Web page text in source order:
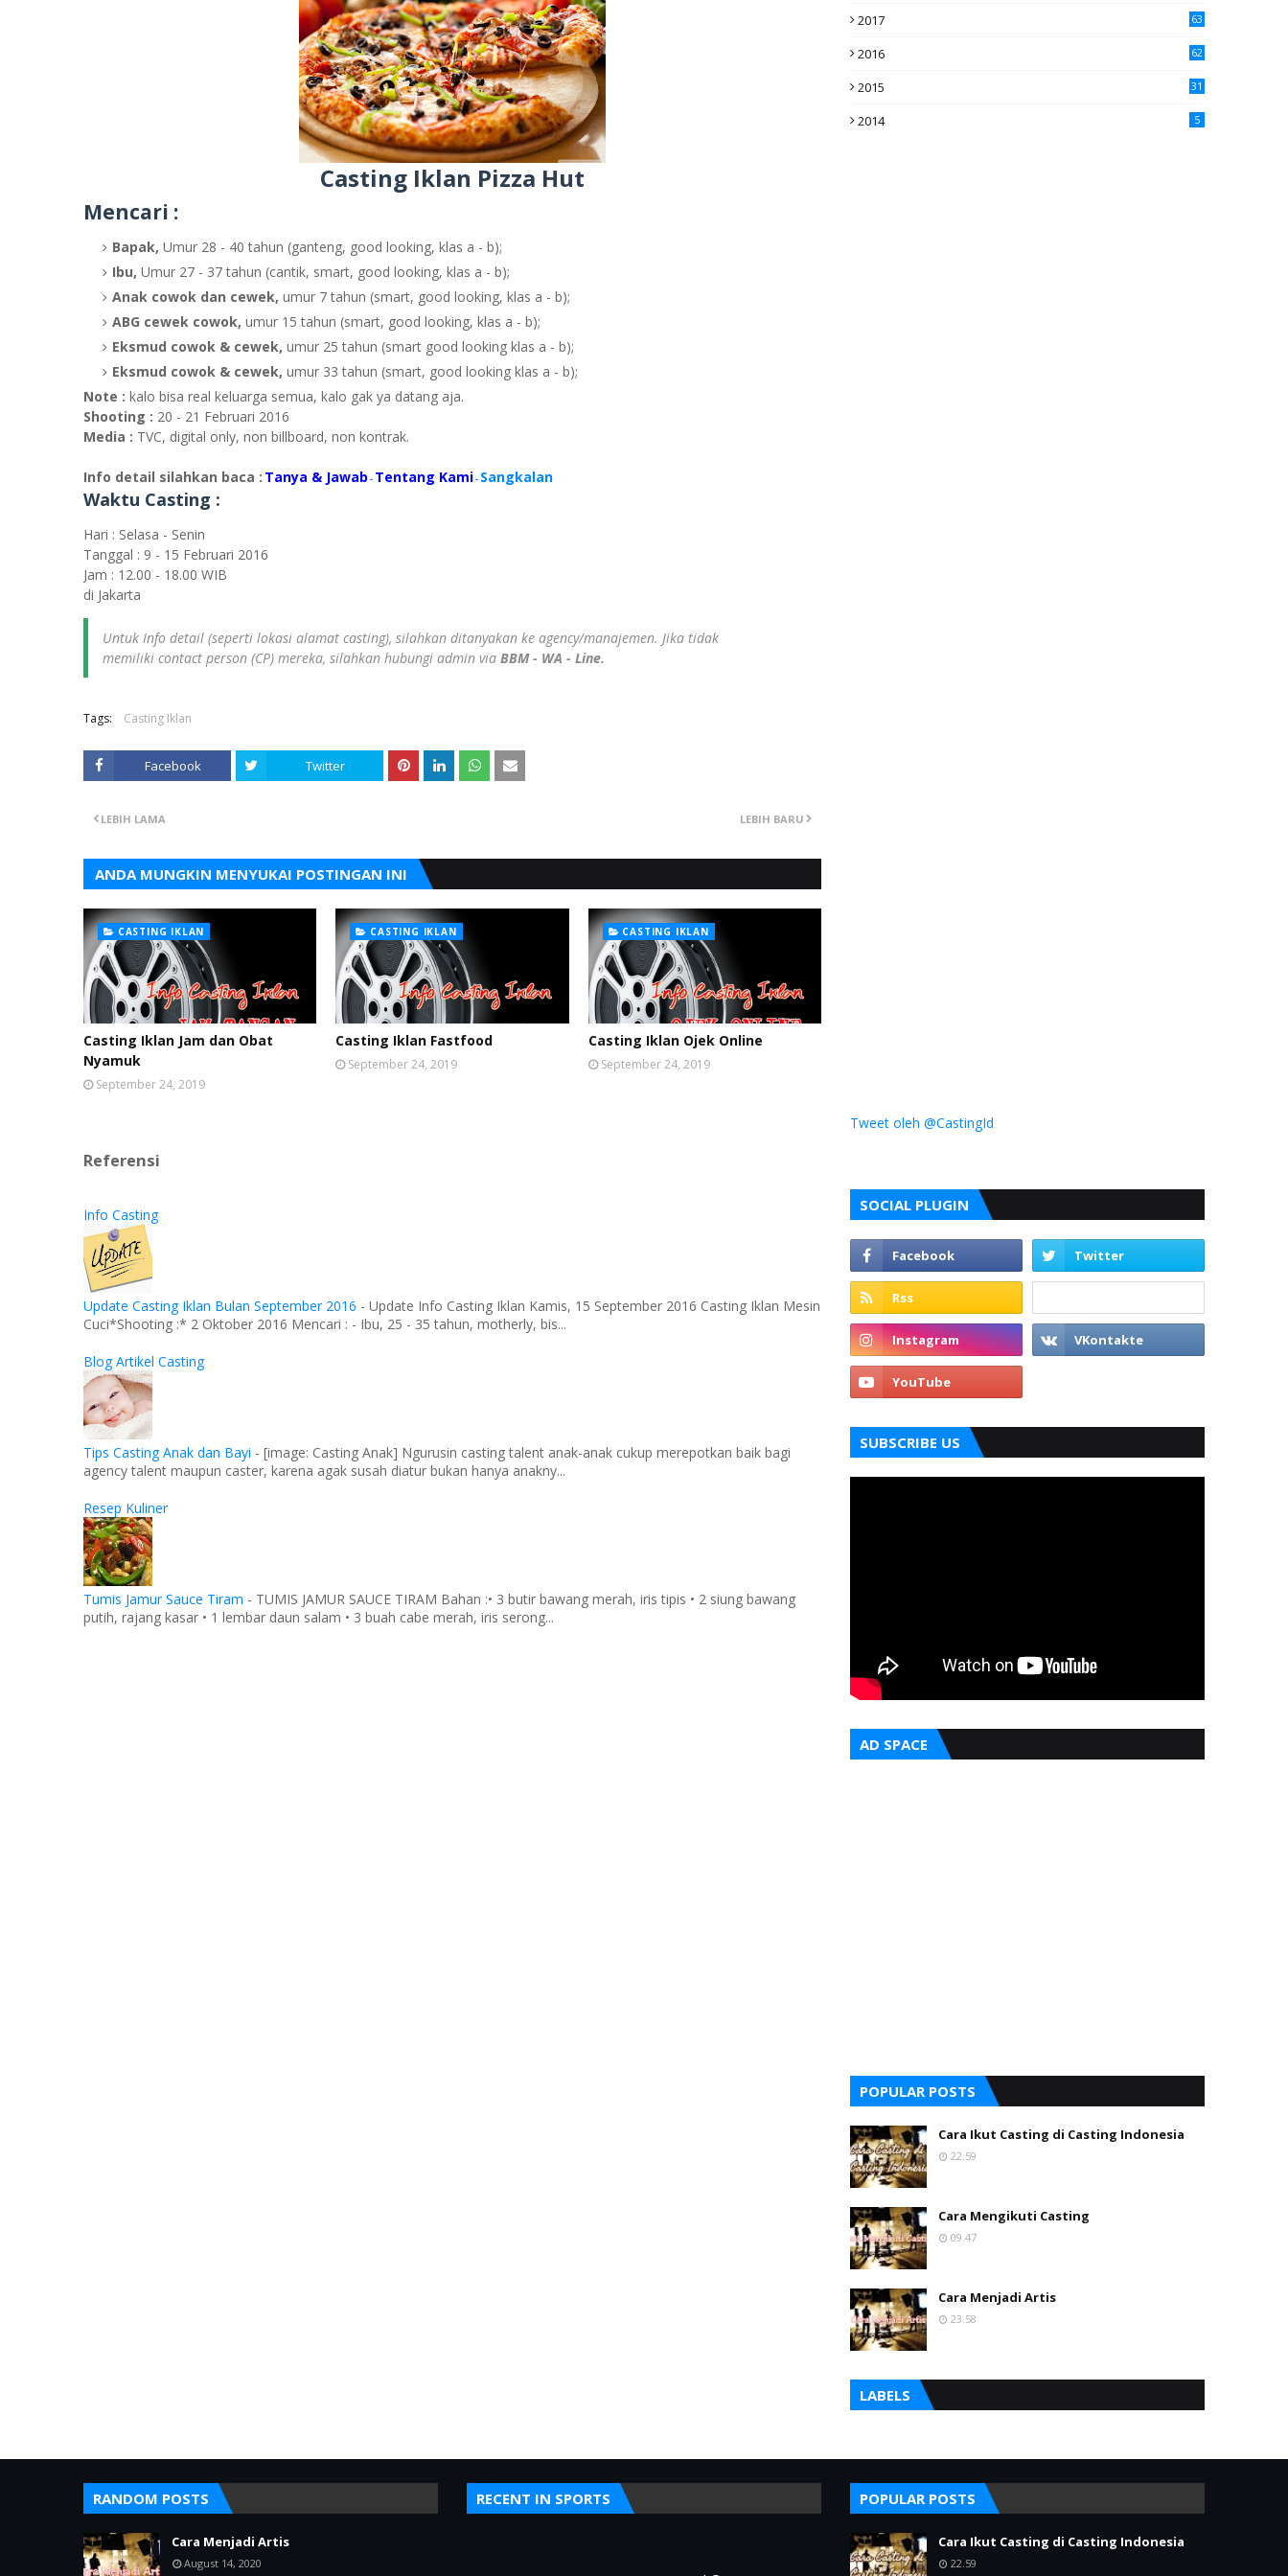
Casting Iklan Pizza Hut
Mencari :
Bapak, Umur 28 - 40 tahun (ganteng, good looking, klas a - b);
Ibu, Umur 27 - 37 tahun (cantik, smart, good looking, klas a - b);
Anak cowok dan cewek, umur 7 tahun (smart, good looking, klas a - b);
ABG cewek cowok, umur 15 tahun (smart, good looking, klas a - b);
Eksmud cowok & cewek, umur 25 tahun (smart good looking klas a - b);
Eksmud cowok & cewek, umur 33 tahun (smart, good looking klas a - b);
Note : kalo bisa real keluarga semua, kalo gak ya datang aja.
Shooting : 20 - 21 Februari 2016
Media : TVC, digital only, non billboard, non kontrak.
Info detail silahkan baca : Tanya & Jawab - Tentang Kami - Sangkalan
Waktu Casting :
Hari : Selasa - Senin
Tanggal : 9 - 15 Februari 2016
Jam : 12.00 - 18.00 WIB
di Jakarta
Untuk Info detail (seperti lokasi alamat casting), silahkan ditanyakan ke agency/manajemen. Jika tidak
memiliki contact person (CP) mereka, silahkan hubungi admin via BBM - WA - Line.
Tags: Casting Iklan
Facebook Twitter
LEBIH BARU
LEBIH LAMA
ANDA MUNGKIN MENYUKAI POSTINGAN INI
CASTING IKLAN
Casting Iklan Jam dan Obat
Nyamuk
September 24, 2019
CASTING IKLAN
Casting Iklan Fastfood
September 24, 2019
CASTING IKLAN
Casting Iklan Ojek Online
September 24, 2019
Referensi
Info Casting
Update Casting Iklan Bulan September 2016 - Update Info Casting Iklan Kamis, 15 September 2016 Casting Iklan Mesin
Cuci*Shooting :* 2 Oktober 2016 Mencari : - Ibu, 25 - 35 tahun, motherly, bis...
Blog Artikel Casting
Tips Casting Anak dan Bayi - [image: Casting Anak] Ngurusin casting talent anak-anak cukup merepotkan baik bagi
agency talent maupun caster, karena agak susah diatur bukan hanya anakny...
Resep Kuliner
Tumis Jamur Sauce Tiram - TUMIS JAMUR SAUCE TIRAM Bahan :• 3 butir bawang merah, iris tipis • 2 siung bawang
putih, rajang kasar • 1 lembar daun salam • 3 buah cabe merah, iris serong...
2017 63
2016
62
2015
31
2014 5
Tweet oleh @CastingId
SOCIAL PLUGIN
SUBSCRIBE US
AD SPACE
POPULAR POSTS
Cara Ikut Casting di Casting Indonesia
22.59
Cara Mengikuti Casting
09.47
Cara Menjadi Artis
23.58
LABELS
RANDOM POSTS
Cara Menjadi Artis
August 14, 2020
RECENT IN SPORTS POPULAR POSTS
Cara Ikut Casting di Casting Indonesia
22.59